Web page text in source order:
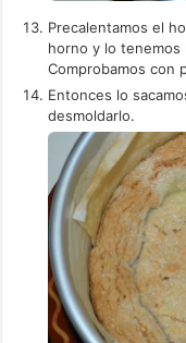
Precalentamos el
horno y lo
Comprobamos con
Entonces lo
desmoldarlo.